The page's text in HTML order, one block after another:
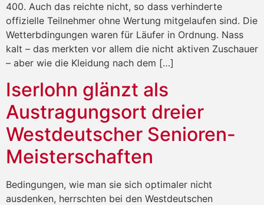
400. Auch das reichte nicht, so dass verhinderte
offizielle Teilnehmer ohne Wertung mitgelaufen sind. Die
Wetterbdingungen waren für Läufer in Ordnung. Nass
kalt – das merkten vor allem die nicht aktiven Zuschauer
– aber wie die Kleidung nach dem […]
Iserlohn glänzt als
Austragungsort dreier
Westdeutscher Senioren-
Meisterschaften
Bedingungen, wie man sie sich optimaler nicht
ausdenken, herrschten bei den Westdeutschen